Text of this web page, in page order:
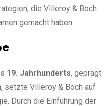
die Villeroy & Boch
gemacht haben.
19. Jahrhunderts, geprägt
setzte Villeroy & Boch auf
Durch die Einführung der